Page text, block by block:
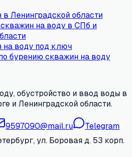
Ленинградской области
на воду в СПб и
на воду под ключ
бурению скважин на воду
обустройство и ввод воды в
и Ленинградской области.
9597090@mail.ru
Telegram
ул. Боровая д. 53 корп.